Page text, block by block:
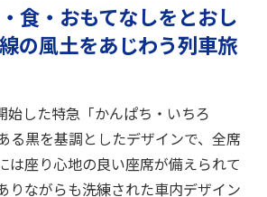
閉じる
食・おもてなしをとおし
の風土をあじわう列車旅
始した特急「かんぱち・いちろ
る黒を基調としたデザインで、全席
は座り心地の良い座席が備えられて
りながらも洗練された車内デザイン